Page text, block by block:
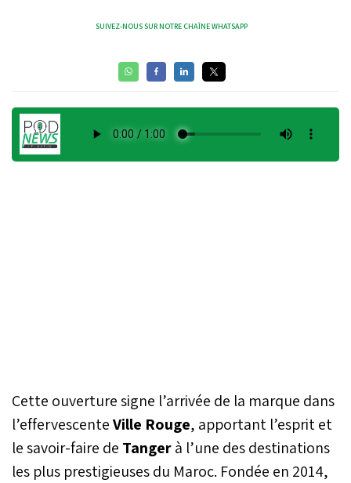
SUIVEZ-NOUS SUR NOTRE CHAÎNE WHATSAPP
Cette ouverture signe l’arrivée de la marque dans
l’effervescenteVille Rouge, apportant l’esprit et
le savoir-faire de Tangerà l’une des destinations
les plus prestigieuses du Maroc. Fondée en 2014,